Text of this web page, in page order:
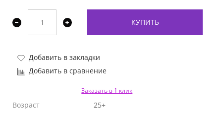
КУПИТЬ
Добавить в закладки
Добавить в сравнение
Заказать в 1 клик
Возраст
25+